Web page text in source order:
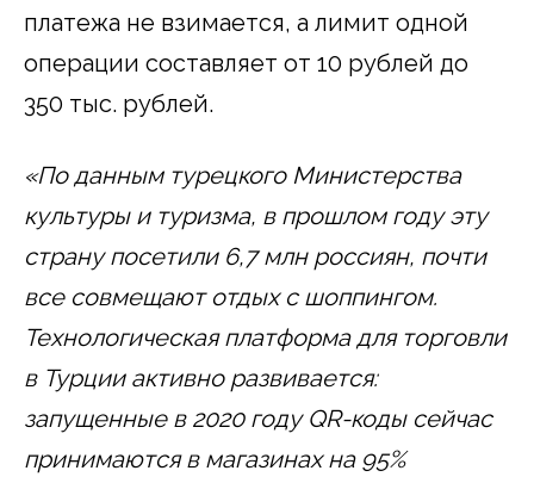
платежа не взимается, а лимит одной
операции составляет от 10 рублей до
350 тыс. рублей.
«По данным турецкого Министерства
культуры и туризма, в прошлом году эту
страну посетили 6,7 млн россиян, почти
все совмещают отдых с шоппингом.
Технологическая платформа для торговли
в Турции активно развивается:
запущенные в 2020 году QR-коды сейчас
принимаются в магазинах на 95%